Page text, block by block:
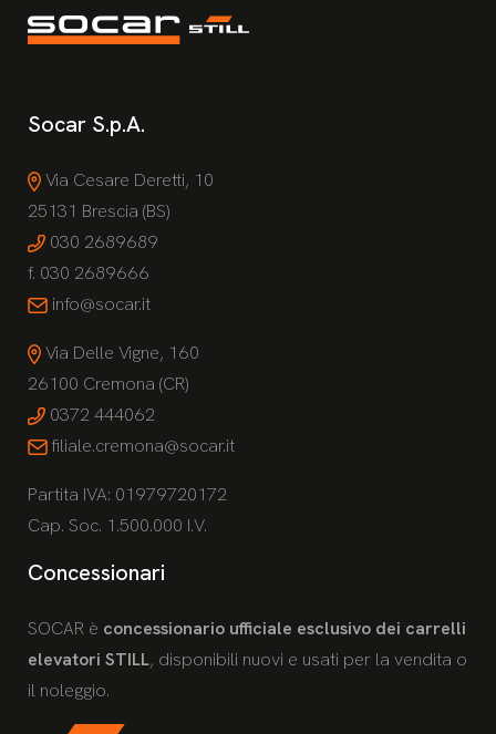
Socar S.p.A.
Via Cesare Deretti, 10
25131 Brescia (BS)
030 2689689
f. 030 2689666
info@socar.it
Via Delle Vigne, 160
26100 Cremona (CR)
0372 444062
filiale.cremona@socar.it
Partita IVA: 01979720172
Cap. Soc. 1.500.000 I.V.
Concessionari
SOCAR è concessionario ufficiale esclusivo dei carrelli
elevatori STILL, disponibili nuovi e usati per la vendita o
il noleggio.